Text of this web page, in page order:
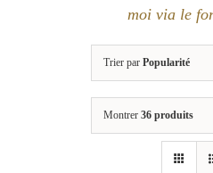
moi via le
Trier par Popularité
Montrer 36 produits